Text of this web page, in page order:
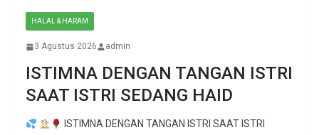
HALAL & HARAM
3 Agustus 2026 admin
ISTIMNA DENGAN TANGAN ISTRI
SAAT ISTRI SEDANG HAID
ISTIMNA DENGAN TANGAN ISTRI SAAT ISTRI